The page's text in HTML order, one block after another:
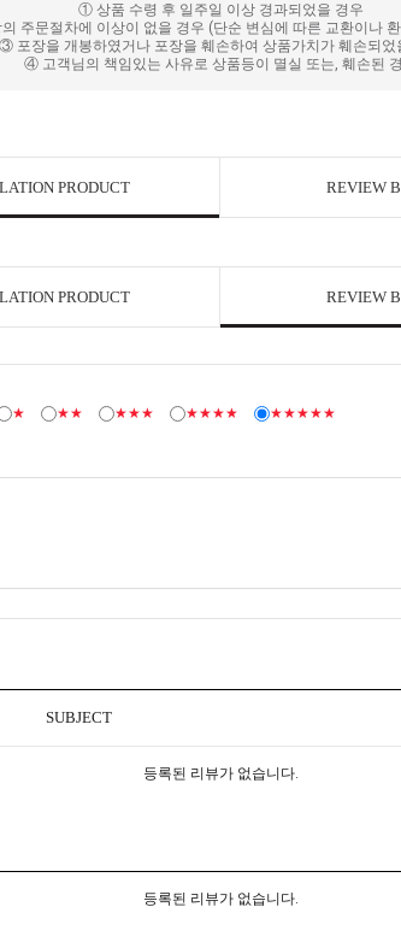
① 상품 수령 후 일주일 이상 경과되었을 경우
주문절차에 이상이 없을 경우 (단순 변심에 따른 교환이나
③ 포장을 개봉하였거나 포장을 훼손하여 상품가치가 훼손되었
④ 고객님의 책임있는 사유로 상품등이 멸실 또는, 훼손된
PRODUCT REVIEW
PRODUCT REVIEW
★ ★★ ★★★ ★★★★ ★★★★★
SUBJECT
등록된 리뷰가 없습니다.
등록된 리뷰가 없습니다.